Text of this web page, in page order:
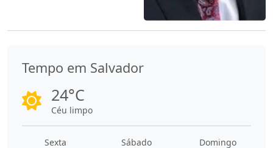
Tempo em Salvador
24°C
Céu limpo
Sexta Sábado Domingo